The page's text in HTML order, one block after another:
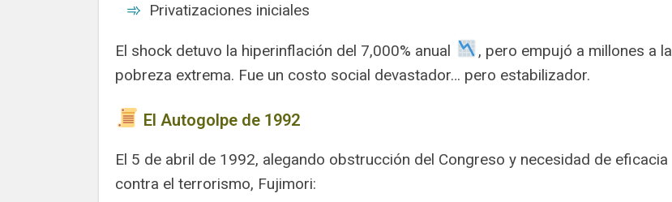
Privatizaciones iniciales
El shock detuvo la hiperinflación del 7,000% anual
, pero empujó a millones a la
pobreza extrema. Fue un costo social devastador… pero estabilizador.
El Autogolpe de 1992
El 5 de abril de 1992, alegando obstrucción del Congreso y necesidad de eficacia
contra el terrorismo, Fujimori: